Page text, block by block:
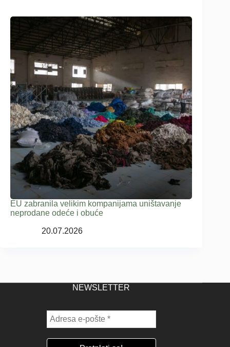
EU zabranila velikim kompanijama uništavanje
neprodane odeće i obuće
20.07.2026
NEWSLETTER